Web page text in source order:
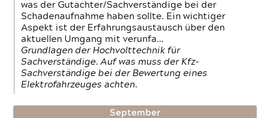
was der Gutachter/Sachverständige bei der
Schadenaufnahme haben sollte. Ein wichtiger
Aspekt ist der Erfahrungsaustausch über den
aktuellen Umgang mit verunfa…
Grundlagen der Hochvolttechnik für
Sachverständige. Auf was muss der Kfz-
Sachverständige bei der Bewertung eines
Elektrofahrzeuges achten.
September